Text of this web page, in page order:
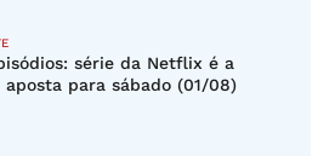
série da Netflix é a
aposta para sábado (01/08)